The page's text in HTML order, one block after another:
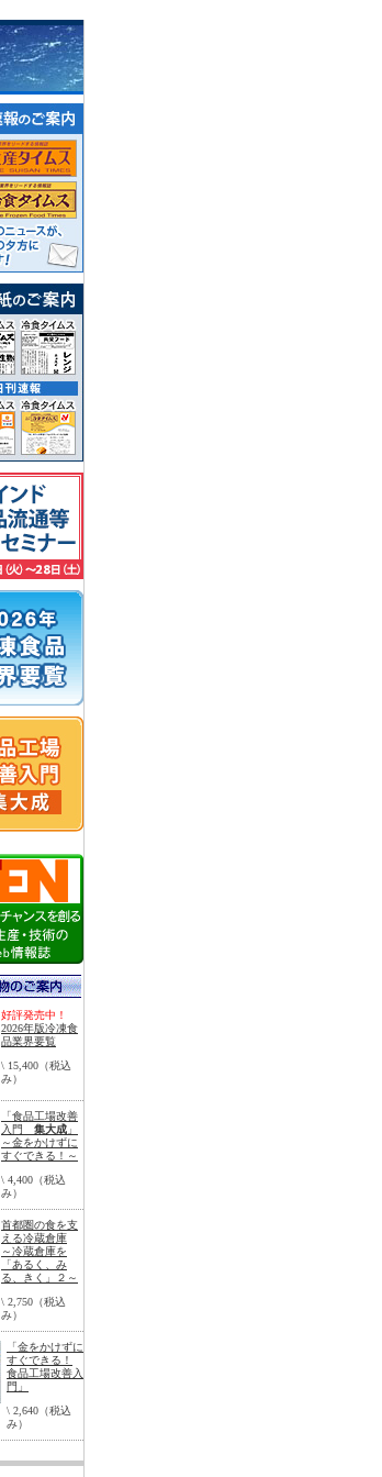
好評発売中！
2026年版冷凍食
品業界要覧
\ 15,400（税込
み）
「食品工場改善
入門 集大成 」
～金をかけずに
すぐできる！～
\ 4,400（税込
み）
首都圏の食を支
える冷蔵倉庫
～冷蔵倉庫を
「あるく、み
る、きく」２～
\ 2,750（税込
み）
「金をかけずに
すぐできる！
食品工場改善入
門」
\ 2,640（税込
み）